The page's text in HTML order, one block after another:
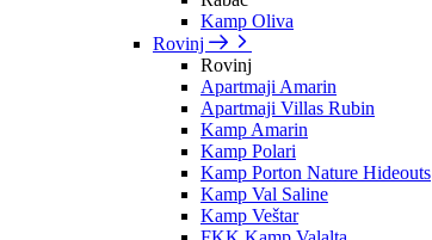
Kamp Oliva
Rovinj
Rovinj
Apartmaji Amarin
Apartmaji Villas Rubin
Kamp Amarin
Kamp Polari
Kamp Porton Nature Hideouts
Kamp Val Saline
Kamp Veštar